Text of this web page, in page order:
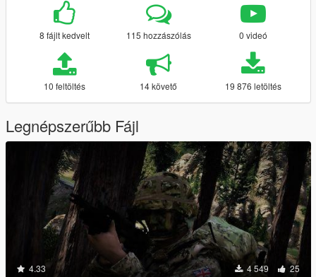
8 fájlt kedvelt 115 hozzászólás 0 videó
10 feltöltés 14 követő 19 876 letöltés
Legnépszerűbb Fájl
4.33 4 549 25